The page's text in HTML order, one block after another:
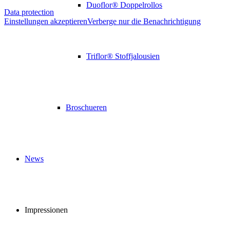
Duoflor® Doppelrollos
Triflor® Stoffjalousien
Broschueren
News
Impressionen
Data protection
Einstellungen akzeptierenVerberge nur die Benachrichtigung